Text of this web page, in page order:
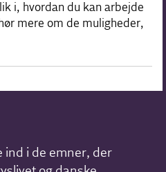
i, hvordan du kan arbejde
mere om de muligheder,
ind i de emner, der